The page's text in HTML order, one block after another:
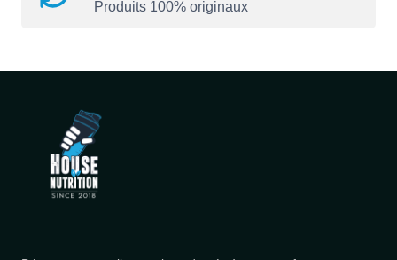
Produits 100% originaux